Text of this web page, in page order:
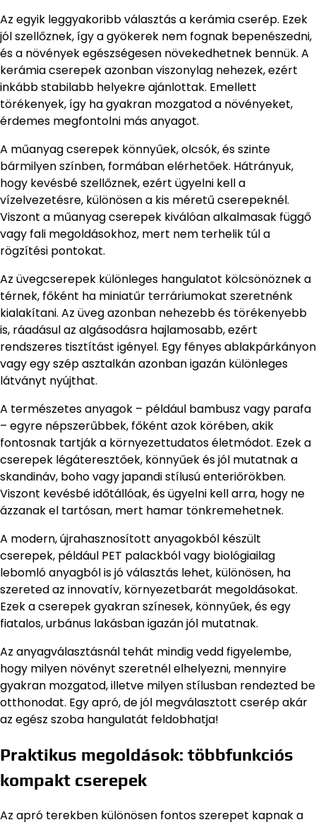
Az egyik leggyakoribb választás a kerámia cserép. Ezek
jól szellőznek, így a gyökerek nem fognak bepenészedni,
és a növények egészségesen növekedhetnek bennük. A
kerámia cserepek azonban viszonylag nehezek, ezért
inkább stabilabb helyekre ajánlottak. Emellett
törékenyek, így ha gyakran mozgatod a növényeket,
érdemes megfontolni más anyagot.
A műanyag cserepek könnyűek, olcsók, és szinte
bármilyen színben, formában elérhetőek. Hátrányuk,
hogy kevésbé szellőznek, ezért ügyelni kell a
vízelvezetésre, különösen a kis méretű cserepeknél.
Viszont a műanyag cserepek kiválóan alkalmasak függő
vagy fali megoldásokhoz, mert nem terhelik túl a
rögzítési pontokat.
Az üvegcserepek különleges hangulatot kölcsönöznek a
térnek, főként ha miniatűr terráriumokat szeretnénk
kialakítani. Az üveg azonban nehezebb és törékenyebb
is, ráadásul az algásodásra hajlamosabb, ezért
rendszeres tisztítást igényel. Egy fényes ablakpárkányon
vagy egy szép asztalkán azonban igazán különleges
látványt nyújthat.
A természetes anyagok – például bambusz vagy parafa
– egyre népszerűbbek, főként azok körében, akik
fontosnak tartják a környezettudatos életmódot. Ezek a
cserepek légáteresztőek, könnyűek és jól mutatnak a
skandináv, boho vagy japandi stílusú enteriőrökben.
Viszont kevésbé időtállóak, és ügyelni kell arra, hogy ne
ázzanak el tartósan, mert hamar tönkremehetnek.
A modern, újrahasznosított anyagokból készült
cserepek, például PET palackból vagy biológiailag
lebomló anyagból is jó választás lehet, különösen, ha
szereted az innovatív, környezetbarát megoldásokat.
Ezek a cserepek gyakran színesek, könnyűek, és egy
fiatalos, urbánus lakásban igazán jól mutatnak.
Az anyagválasztásnál tehát mindig vedd figyelembe,
hogy milyen növényt szeretnél elhelyezni, mennyire
gyakran mozgatod, illetve milyen stílusban rendezted be
otthonodat. Egy apró, de jól megválasztott cserép akár
az egész szoba hangulatát feldobhatja!
Praktikus megoldások: többfunkciós
kompakt cserepek
Az apró terekben különösen fontos szerepet kapnak a